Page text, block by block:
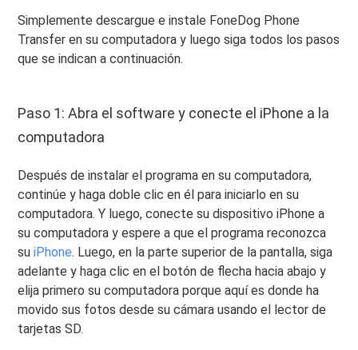
Simplemente descargue e instale FoneDog Phone
Transfer en su computadora y luego siga todos los pasos
que se indican a continuación.
Paso 1: Abra el software y conecte el iPhone a la
computadora
Después de instalar el programa en su computadora,
continúe y haga doble clic en él para iniciarlo en su
computadora. Y luego, conecte su dispositivo iPhone a
su computadora y espere a que el programa reconozca
suiPhone. Luego, en la parte superior de la pantalla, siga
adelante y haga clic en el botón de flecha hacia abajo y
elija primero su computadora porque aquí es donde ha
movido sus fotos desde su cámara usando el lector de
tarjetas SD.